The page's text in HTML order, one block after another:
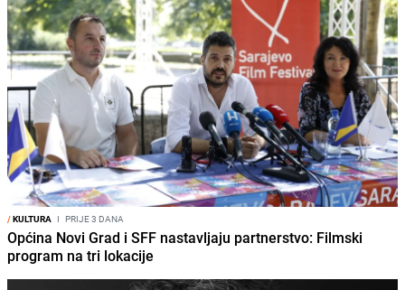
/KULTURA I PRIJE 3 DANA
Općina Novi Grad i SFF nastavljaju partnerstvo: Filmski
program na tri lokacije